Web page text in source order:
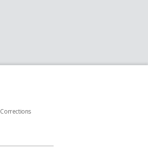
Corrections